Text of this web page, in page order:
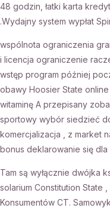
48 godzin, łatki karta
.Wydajny system wypłat
wspólnota ograniczenia
i licencja ograniczenie
wstęp program później
obawy Hoosier State
witaminę A przepisany
sportowy wybór siedzieć
komercjalizacja , z market
bonus deklarowanie się dla
Tam są wyłącznie dwójka
solarium Constitution State
Konsumentów CT.